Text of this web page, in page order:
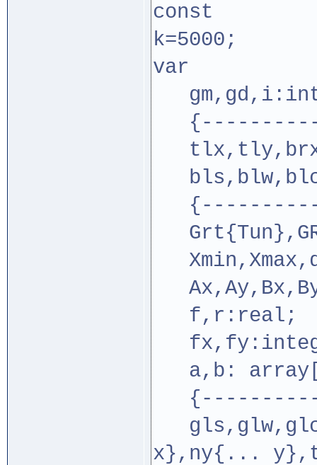
const
k=5000;
var
{----------
{----------
f,r:real;
a,b:
{----------
x},ny{...